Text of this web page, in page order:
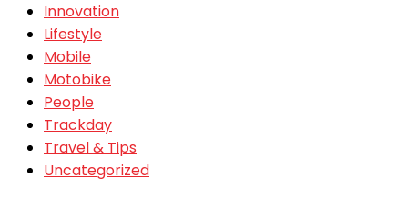
Innovation
Lifestyle
Mobile
Motobike
People
Trackday
Travel & Tips
Uncategorized